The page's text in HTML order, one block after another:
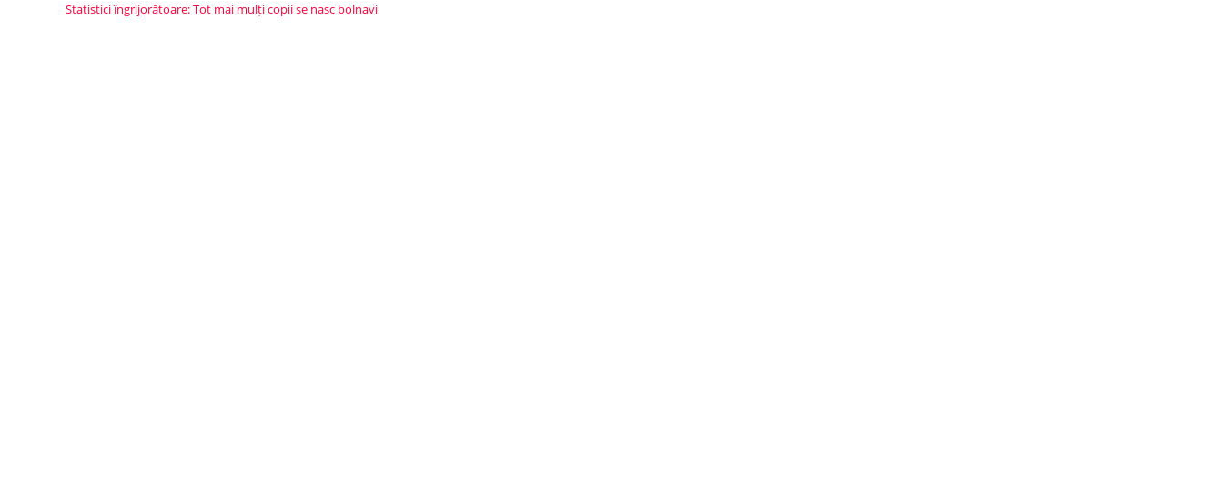
Statistici îngrijorătoare: Tot mai mulți copii se nasc bolnavi